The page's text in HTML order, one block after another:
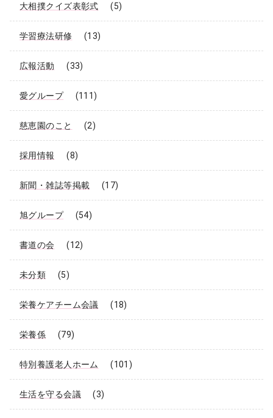
大相撲クイズ表彰式 (5)
学習療法研修 (13)
広報活動 (33)
愛グループ (111)
慈恵園のこと (2)
採用情報 (8)
新聞・雑誌等掲載 (17)
旭グループ (54)
書道の会 (12)
未分類 (5)
栄養ケアチーム会議 (18)
栄養係 (79)
特別養護老人ホーム (101)
生活を守る会議 (3)